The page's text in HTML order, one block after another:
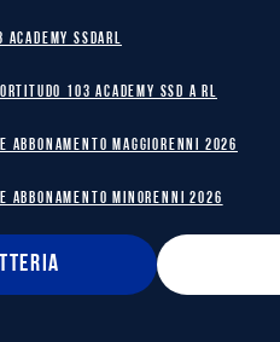
ACADEMY SSDARL
103 Academy SSD A RL
ABBONAMENTO MAGGIORENNI 2026
ABBONAMENTO MINORENNI 2026